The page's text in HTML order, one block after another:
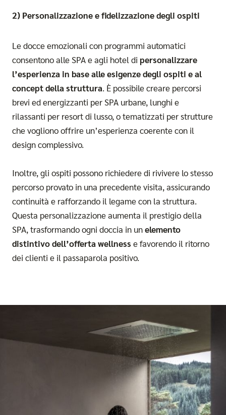
2) Personalizzazione e fidelizzazione degli ospiti
Le docce emozionali con programmi automatici
consentono alle SPA e agli hotel di personalizzare
l’esperienza in base alle esigenze degli ospiti e al
concept della struttura. È possibile creare percorsi
brevi ed energizzanti per SPA urbane, lunghi e
rilassanti per resort di lusso, o tematizzati per strutture
che vogliono offrire un’esperienza coerente con il
design complessivo.
Inoltre, gli ospiti possono richiedere di rivivere lo stesso
percorso provato in una precedente visita, assicurando
continuità e rafforzando il legame con la struttura.
Questa personalizzazione aumenta il prestigio della
SPA, trasformando ogni doccia in unelemento
distintivo dell’offerta wellness e favorendo il ritorno
dei clienti e il passaparola positivo.